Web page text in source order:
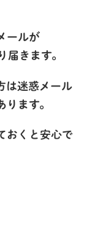
ールが
きます。
は迷惑メール
ます。
おくと安心で